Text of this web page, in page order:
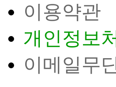
이용약관
개인정보
이메일무